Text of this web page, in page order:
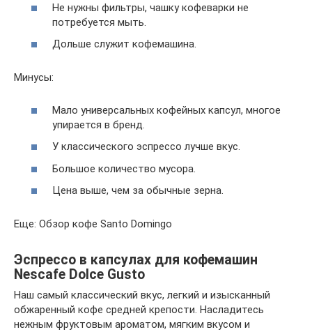
Не нужны фильтры, чашку кофеварки не
потребуется мыть.
Дольше служит кофемашина.
Минусы:
Мало универсальных кофейных капсул, многое
упирается в бренд.
У классического эспрессо лучше вкус.
Большое количество мусора.
Цена выше, чем за обычные зерна.
Еще: Обзор кофе Santo Domingo
Эспрессо в капсулах для кофемашин
Nescafe Dolce Gusto
Наш самый классический вкус, легкий и изысканный
обжаренный кофе средней крепости. Насладитесь
нежным фруктовым ароматом, мягким вкусом и